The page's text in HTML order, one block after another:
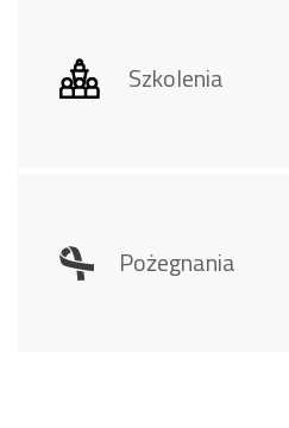
Szkolenia
Pożegnania